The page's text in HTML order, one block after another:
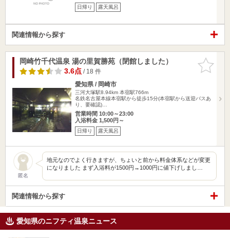
日帰り 露天風呂
関連情報から探す
お気に入
りに追加
岡崎竹千代温泉 湯の里賀勝苑（閉館しました）
3.6点/ 18 件
愛知県 / 岡崎市
三河大塚駅8.94km 本宿駅766m
名鉄名古屋本線本宿駅から徒歩15分(本宿駅から送迎バスあ
り、要確認)…
営業時間 10:00～23:00
入浴料金 1,500円～
日帰り 露天風呂
匿名
地元なのでよく行きますが、ちょいと前から料金体系などが変更
になりました まず入浴料が1500円→1000円に値下げしまし…
関連情報から探す
愛知県のニフティ温泉ニュース